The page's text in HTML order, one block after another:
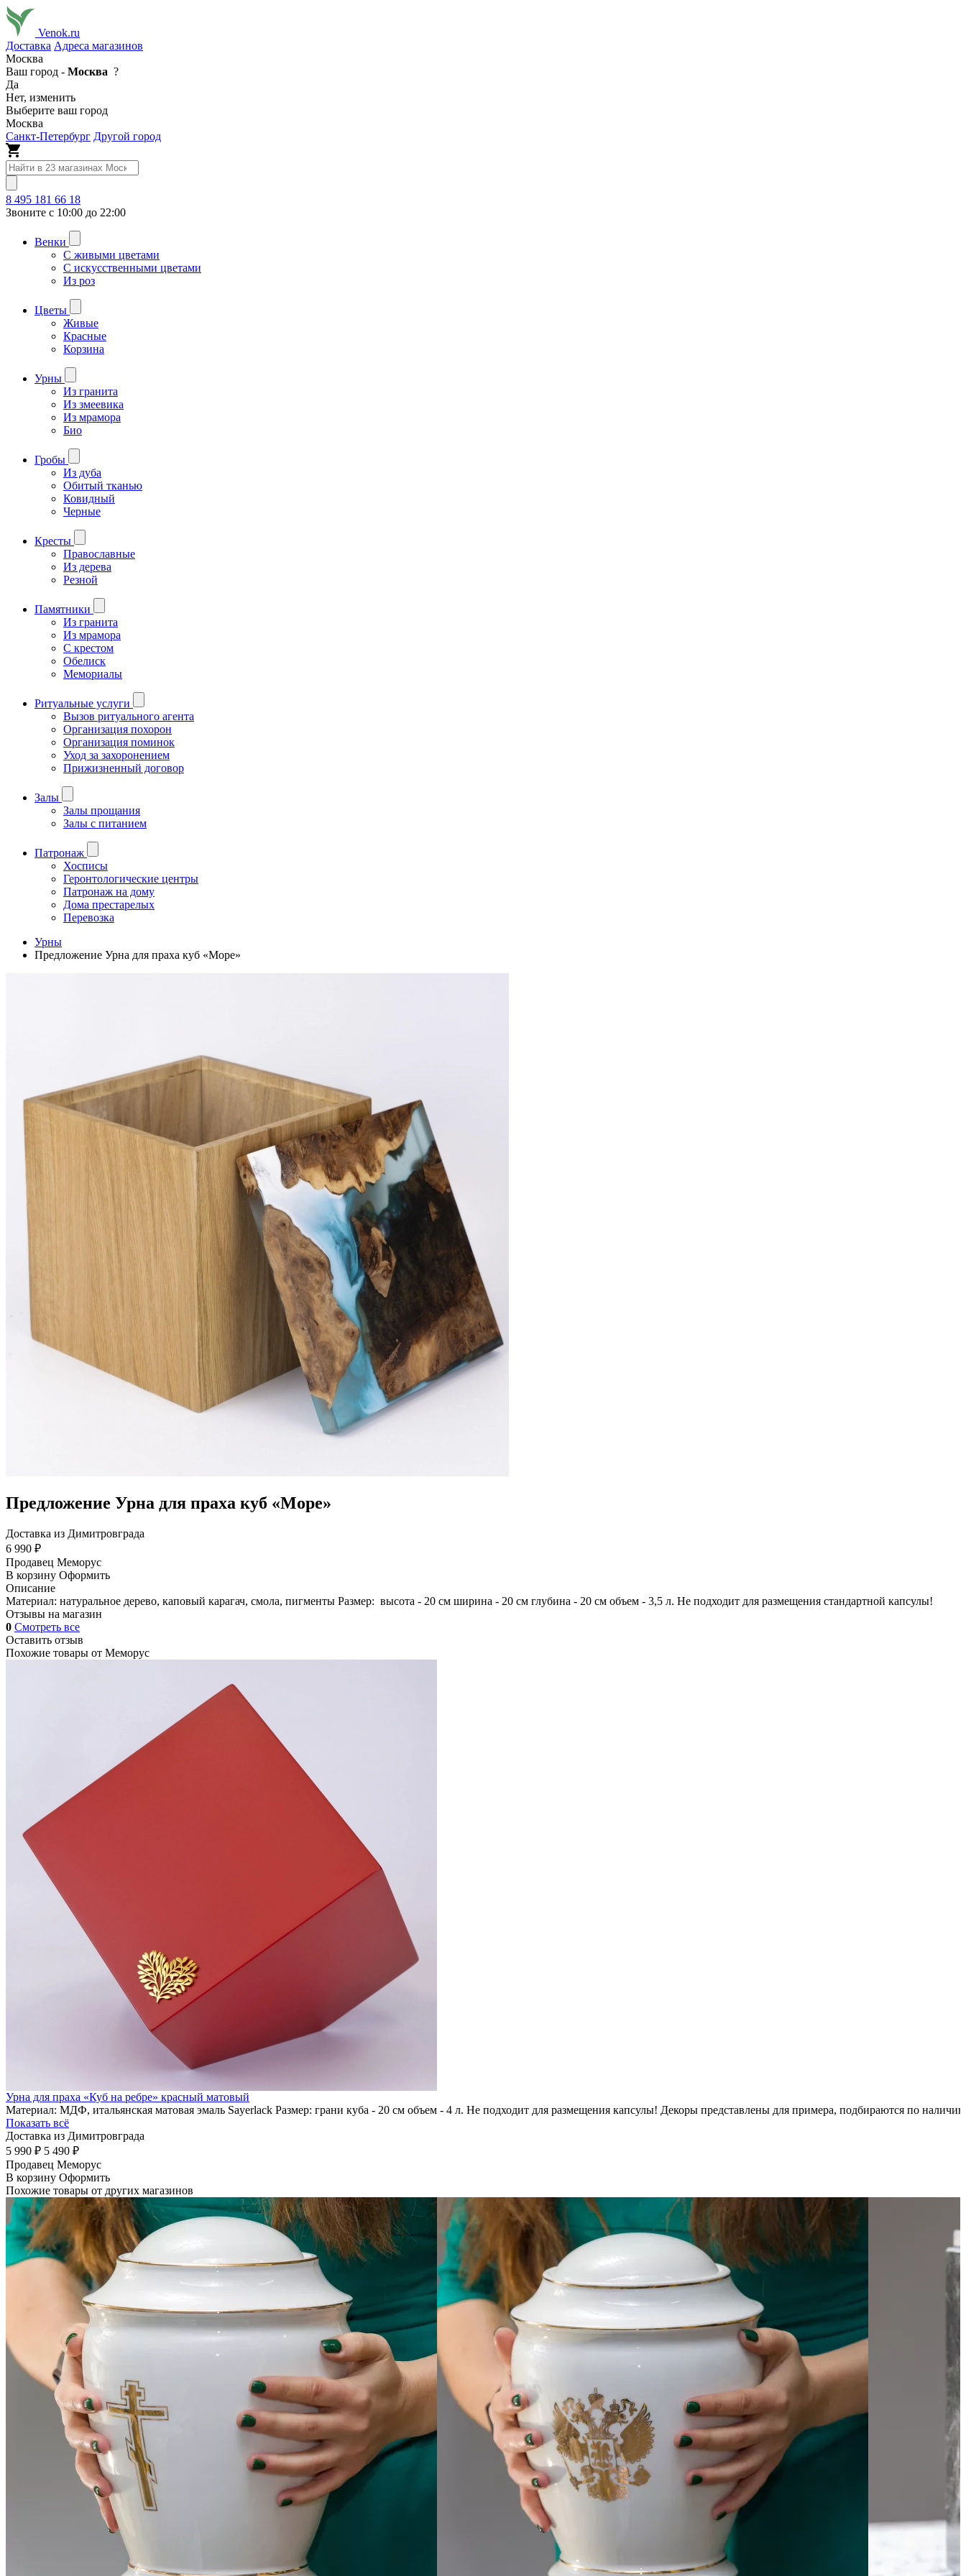
Venok.ru
Доставка Адреса магазинов
Москва
Ваш город - Москва ?
Да
Нет, изменить
Выберите ваш город
Москва
Санкт-Петербург Другой город
8 495 181 66 18
Звоните с 10:00 до 22:00
Венки
С живыми цветами
С искусственными цветами
Из роз
Цветы
Живые
Красные
Корзина
Урны
Из гранита
Из змеевика
Из мрамора
Био
Гробы
Из дуба
Обитый тканью
Ковидный
Черные
Кресты
Православные
Из дерева
Резной
Памятники
Из гранита
Из мрамора
С крестом
Обелиск
Мемориалы
Ритуальные услуги
Вызов ритуального агента
Организация похорон
Организация поминок
Уход за захоронением
Прижизненный договор
Залы
Залы прощания
Залы с питанием
Патронаж
Хосписы
Геронтологические центры
Патронаж на дому
Дома престарелых
Перевозка
Урны
Предложение Урна для праха куб «Море»
Предложение Урна для праха куб «Море»
Доставка из Димитровграда
6 990 ₽
Продавец Меморус
В корзину Оформить
Описание
Материал: натуральное дерево, каповый карагач, смола, пигменты Размер: высота - 20 см ширина - 20 см глубина - 20 см объем - 3,5 л. Не подходит для размещения стандартной капсулы!
Отзывы на магазин
0 Смотреть все
Оставить отзыв
Похожие товары от Меморус
Урна для праха «Куб на ребре» красный матовый
Материал: МДФ, итальянская матовая эмаль Sayerlack Размер: грани куба - 20 см объем - 4 л. Не подходит для размещения капсулы! Декоры представлены для примера, подбираются по
Показать всё
Доставка из Димитровграда
5 990 ₽ 5 490 ₽
Продавец Меморус
В корзину Оформить
Похожие товары от других магазинов